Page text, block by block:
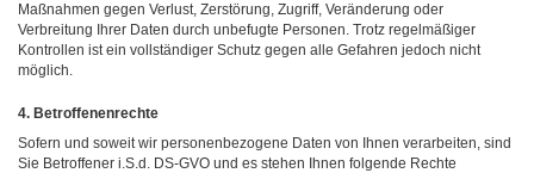
Maßnahmen gegen Verlust, Zerstörung, Zugriff, Veränderung oder
Verbreitung Ihrer Daten durch unbefugte Personen. Trotz regelmäßiger
Kontrollen ist ein vollständiger Schutz gegen alle Gefahren jedoch nicht
möglich.
4. Betroffenenrechte
Sofern und soweit wir personenbezogene Daten von Ihnen verarbeiten, sind
Sie Betroffener i.S.d. DS-GVO und es stehen Ihnen folgende Rechte